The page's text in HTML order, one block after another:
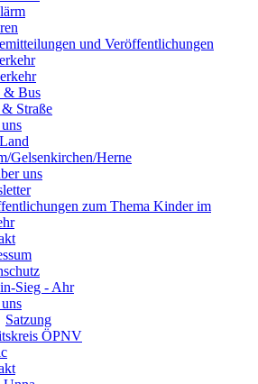
und Veröffentlichungen
& Bus
Straße
Gelsenkirchen/Herne
uns
zum Thema Kinder im
Sieg - Ahr
Satzung
ÖPNV